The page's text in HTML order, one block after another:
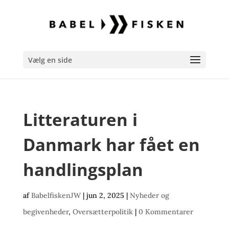
Vælg en side
Litteraturen i
Danmark har fået en
handlingsplan
afBabelfiskenJW| jun 2, 2025 | Nyheder og
begivenheder, Oversætterpolitik| 0 Kommentarer